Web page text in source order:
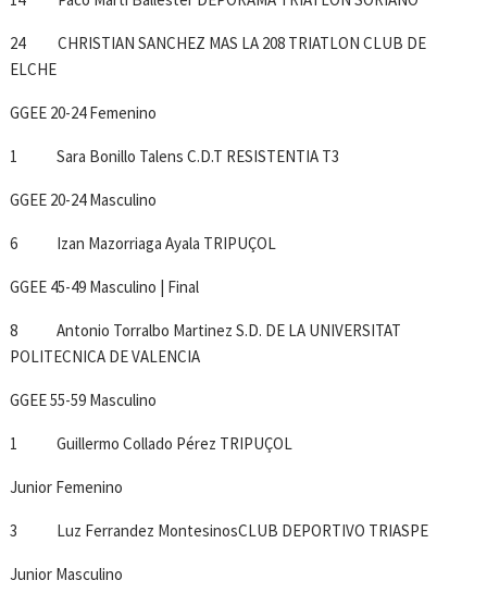
24 CHRISTIAN SANCHEZ MAS LA 208 TRIATLON CLUB DE
ELCHE
GGEE 20-24 Femenino
1 Sara Bonillo Talens C.D.T RESISTENTIA T3
GGEE 20-24 Masculino
6 Izan Mazorriaga Ayala TRIPUÇOL
GGEE 45-49 Masculino | Final
8 Antonio Torralbo Martinez S.D. DE LA UNIVERSITAT
POLITECNICA DE VALENCIA
GGEE 55-59 Masculino
1 Guillermo Collado Pérez TRIPUÇOL
Junior Femenino
3 Luz Ferrandez MontesinosCLUB DEPORTIVO TRIASPE
Junior Masculino